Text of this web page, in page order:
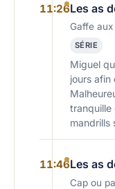
11:26Les as
Gaffe
SÉRIE
Miguel
jours afin
tranquille
mandrills
11:46Les as
Cap ou